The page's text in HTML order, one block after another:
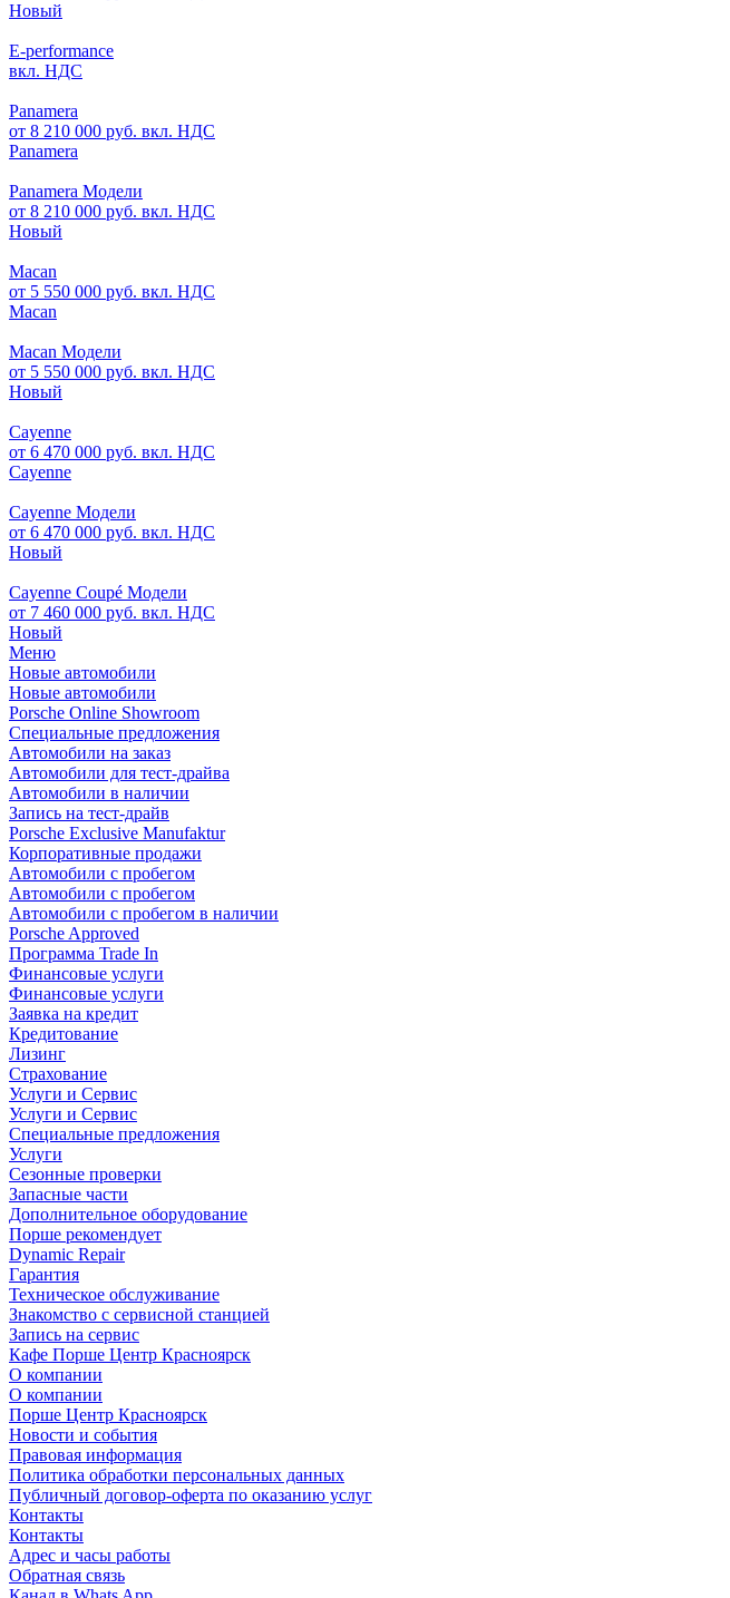
Новый
E-performance
вкл. НДС
Panamera
от 8 210 000 руб. вкл. НДС
Panamera
Panamera Модели
от 8 210 000 руб. вкл. НДС
Новый
Macan
от 5 550 000 руб. вкл. НДС
Macan
Macan Модели
от 5 550 000 руб. вкл. НДС
Новый
Cayenne
от 6 470 000 руб. вкл. НДС
Cayenne
Cayenne Модели
от 6 470 000 руб. вкл. НДС
Новый
Cayenne Coupé Модели
от 7 460 000 руб. вкл. НДС
Новый
Меню
Новые автомобили
Новые автомобили
Porsche Online Showroom
Специальные предложения
Автомобили на заказ
Автомобили для тест-драйва
Автомобили в наличии
Запись на тест-драйв
Porsche Exclusive Manufaktur
Корпоративные продажи
Автомобили с пробегом
Автомобили с пробегом
Автомобили с пробегом в наличии
Porsche Approved
Программа Trade In
Финансовые услуги
Финансовые услуги
Заявка на кредит
Кредитование
Лизинг
Страхование
Услуги и Сервис
Услуги и Сервис
Специальные предложения
Услуги
Сезонные проверки
Запасные части
Дополнительное оборудование
Порше рекомендует
Dynamic Repair
Гарантия
Техническое обслуживание
Знакомство с сервисной станцией
Запись на сервис
Кафе Порше Центр Красноярск
О компании
О компании
Порше Центр Красноярск
Новости и события
Правовая информация
Политика обработки персональных данных
Публичный договор-оферта по оказанию услуг
Контакты
Контакты
Адрес и часы работы
Обратная связь